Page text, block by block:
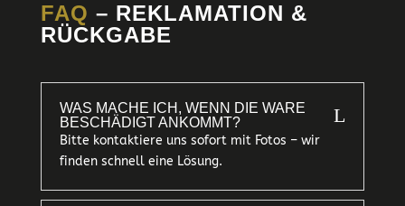
FAQ – REKLAMATION &
RÜCKGABE
WAS MACHE ICH, WENN DIE WARE
BESCHÄDIGT ANKOMMT?
L
Bitte kontaktiere uns sofort mit Fotos – wir
finden schnell eine Lösung.